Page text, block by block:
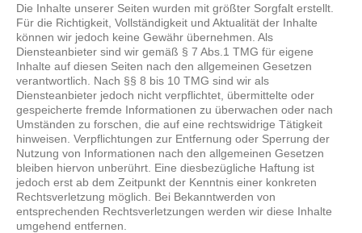
Die Inhalte unserer Seiten wurden mit größter Sorgfalt erstellt.
Für die Richtigkeit, Vollständigkeit und Aktualität der Inhalte
können wir jedoch keine Gewähr übernehmen. Als
Diensteanbieter sind wir gemäß § 7 Abs.1 TMG für eigene
Inhalte auf diesen Seiten nach den allgemeinen Gesetzen
verantwortlich. Nach §§ 8 bis 10 TMG sind wir als
Diensteanbieter jedoch nicht verpflichtet, übermittelte oder
gespeicherte fremde Informationen zu überwachen oder nach
Umständen zu forschen, die auf eine rechtswidrige Tätigkeit
hinweisen. Verpflichtungen zur Entfernung oder Sperrung der
Nutzung von Informationen nach den allgemeinen Gesetzen
bleiben hiervon unberührt. Eine diesbezügliche Haftung ist
jedoch erst ab dem Zeitpunkt der Kenntnis einer konkreten
Rechtsverletzung möglich. Bei Bekanntwerden von
entsprechenden Rechtsverletzungen werden wir diese Inhalte
umgehend entfernen.